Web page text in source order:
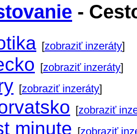
-
[zobraziť inzeráty]
[zobraziť inzeráty]
[zobraziť inzeráty]
[zobraziť
minute [zobraziť